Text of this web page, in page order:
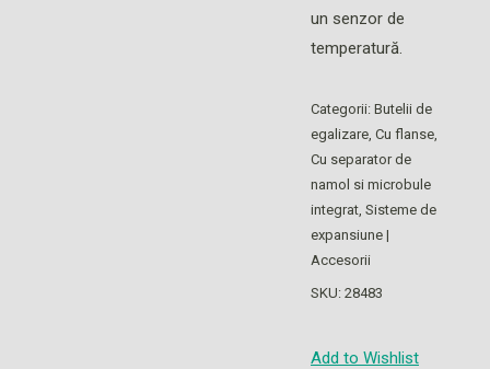
un senzor de
temperatură.
Categorii: Butelii de
egalizare, Cu flanse,
Cu separator de
namol si microbule
integrat, Sisteme de
expansiune |
Accesorii
SKU: 28483
Add to Wishlist